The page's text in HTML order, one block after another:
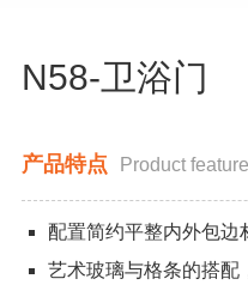
N58-卫浴门
产品特点 Product
配置简约平整内外包边
艺术玻璃与格条的搭配